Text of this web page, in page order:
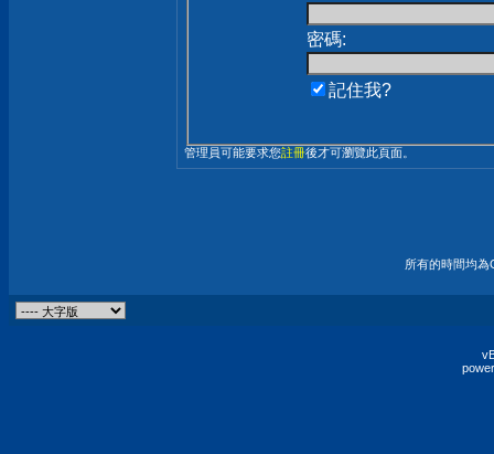
密碼:
記住我?
管理員可能要求您註冊後才可瀏覽此頁面。
所有的時間均為